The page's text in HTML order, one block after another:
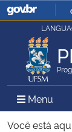
Ministério da
Ministério da Defesa
Ministério das
Menu
Você está